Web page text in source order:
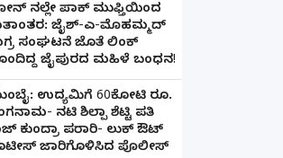
ನಲ್ಲೇ ಪಾಕ್ ಮುಫ್ತಿಯಿಂದ
ಜೈಶ್-ಎ-ಮೊಹಮ್ಮದ್
ಸಂಘಟನೆ ಜೊತೆ ಲಿಂಕ್
ಜೈಪುರದ ಮಹಿಳೆ ಬಂಧನ!
ಉದ್ಯಮಿಗೆ 60ಕೋಟಿ ರೂ.
ನಟಿ ಶಿಲ್ಪಾ ಶೆಟ್ಟಿ ಪತಿ
ಕುಂದ್ರಾ ಪರಾರಿ- ಲುಕ್ ಔಟ್
ಜಾರಿಗೊಳಿಸಿದ ಪೊಲೀಸ್